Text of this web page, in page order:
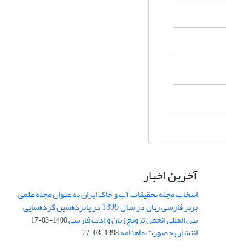
آخرین اخبار
انتخاب مجله تحقیقات آب و خاک ایران به عنوان مجله علمی
برتر فارسی زبان در سال 1399 در پانزدهمین گردهمایی
بین المللی انجمن ترویج زبان و ادب فارسی1400-03-17
انتشار به صورت ماهنامه1398-03-27